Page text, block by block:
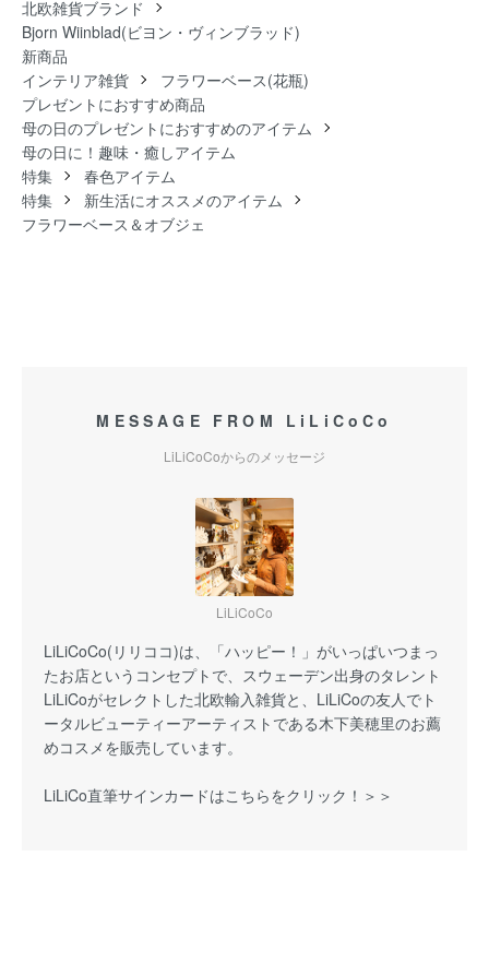
北欧雑貨ブランド
Bjorn Wiinblad(ビヨン・ヴィンブラッド)
新商品
インテリア雑貨
フラワーベース(花瓶)
プレゼントにおすすめ商品
母の日のプレゼントにおすすめのアイテム
母の日に！趣味・癒しアイテム
特集
春色アイテム
特集
新生活にオススメのアイテム
フラワーベース＆オブジェ
MESSAGE FROM LiLiCoCo
LiLiCoCoからのメッセージ
LiLiCoCo
LiLiCoCo(リリココ)は、「ハッピー！」がいっぱいつまっ
たお店というコンセプトで、スウェーデン出身のタレント
LiLiCoがセレクトした北欧輸入雑貨と、LiLiCoの友人でト
ータルビューティーアーティストである木下美穂里のお薦
めコスメを販売しています。
LiLiCo直筆サインカードはこちらをクリック！＞＞